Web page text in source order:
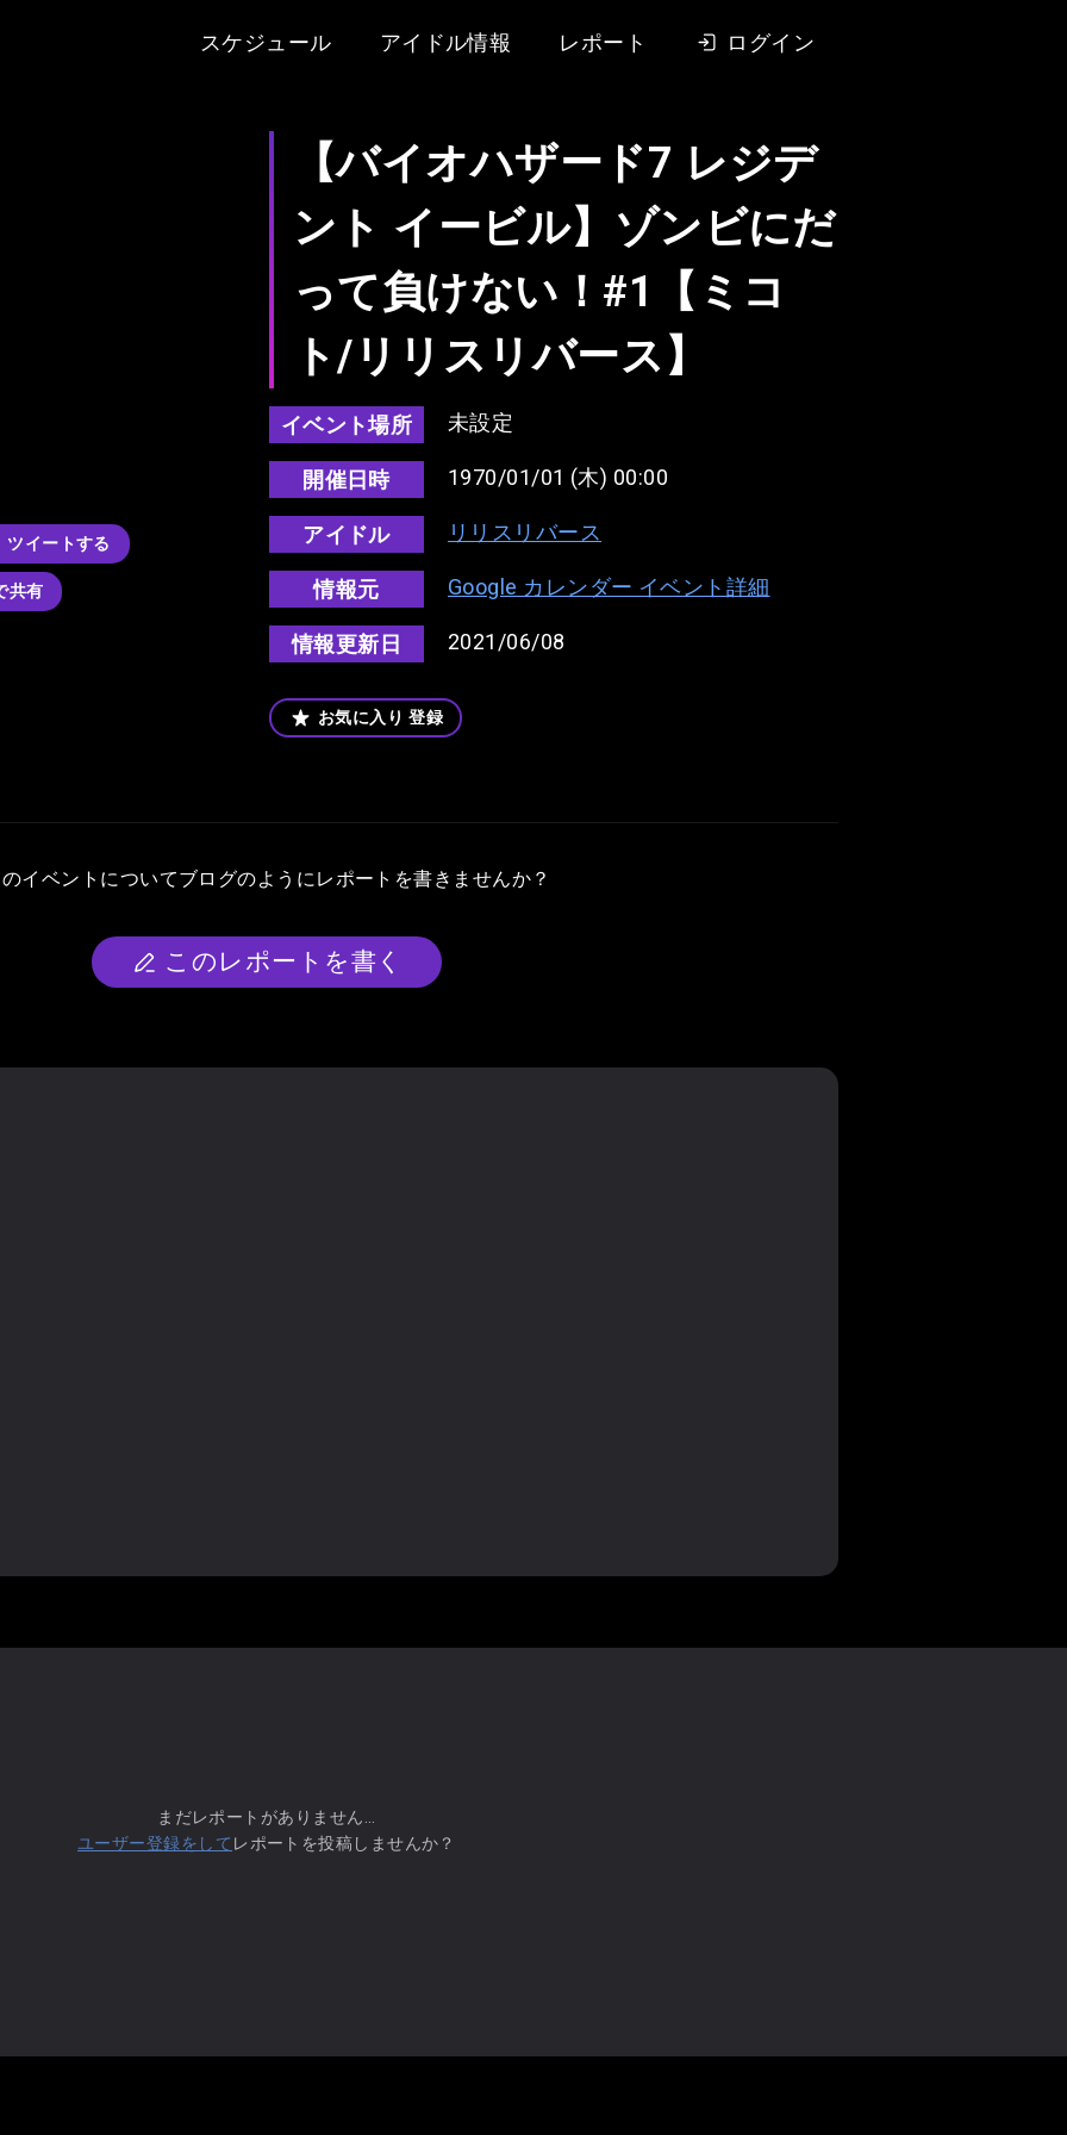
スケジュール アイドル情報 レポート ログイン
ツイートする
共有
【バイオハザード7 レジデ
ント イービル】ゾンビにだ
って負けない！#1【ミコ
ト/リリスリバース】
イベント場所 未設定
開催日時 1970/01/01 (木) 00:00
アイドル リリスリバース
情報元 Google カレンダー イベント詳細
情報更新日 2021/06/08
お気に入り 登録
イベントについてブログのようにレポートを書きませんか？
このレポートを書く
まだレポートがありません...
ユーザー登録をして レポートを投稿しませんか？